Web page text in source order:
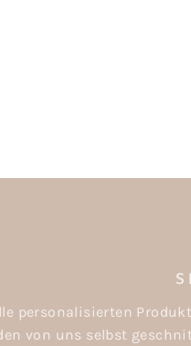
personalisierten
von uns selbst